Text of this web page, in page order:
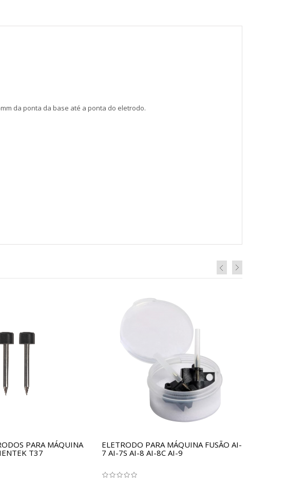
da ponta da base até a ponta do eletrodo.
PARA MÁQUINA
T37
ELETRODO PARA MÁQUINA FUSÃO AI-
7 AI-7S AI-8 AI-8C AI-9